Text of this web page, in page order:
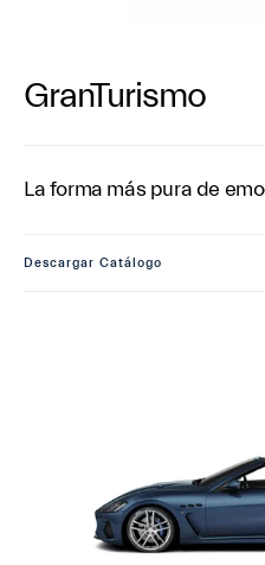
GranTurismo
La forma más pura de
Descargar Catálogo